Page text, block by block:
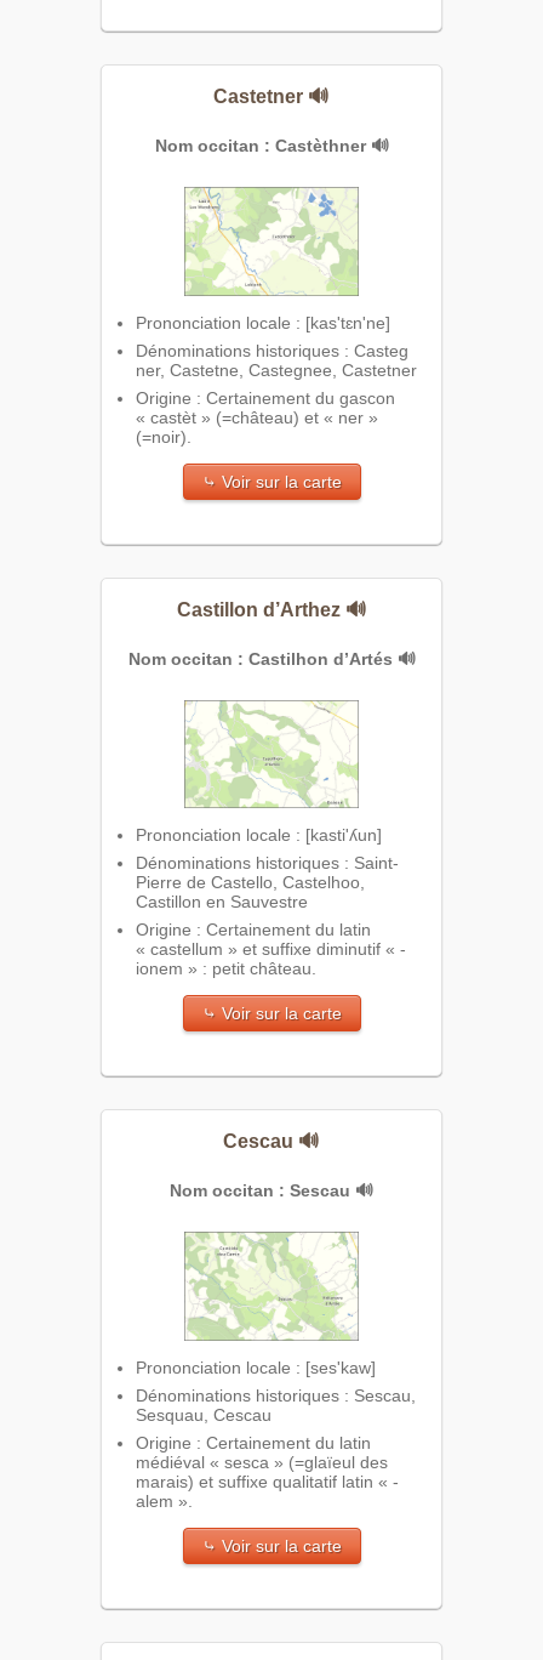
Castetner 🔊
Nom occitan : Castèthner 🔊
Prononciation locale : [kas'tɛn'ne]
Dénominations historiques : Casteg
ner, Castetne, Castegnee, Castetner
Origine : Certainement du gascon
« castèt » (=château) et « ner »
(=noir).
⤷ Voir sur la carte
Castillon d’Arthez 🔊
Nom occitan : Castilhon d’Artés 🔊
Prononciation locale : [kasti'ʎun]
Dénominations historiques : Saint-
Pierre de Castello, Castelhoo,
Castillon en Sauvestre
Origine : Certainement du latin
« castellum » et suffixe diminutif « -
ionem » : petit château.
⤷ Voir sur la carte
Cescau 🔊
Nom occitan : Sescau 🔊
Prononciation locale : [ses'kaw]
Dénominations historiques : Sescau,
Sesquau, Cescau
Origine : Certainement du latin
médiéval « sesca » (=glaïeul des
marais) et suffixe qualitatif latin « -
alem ».
⤷ Voir sur la carte